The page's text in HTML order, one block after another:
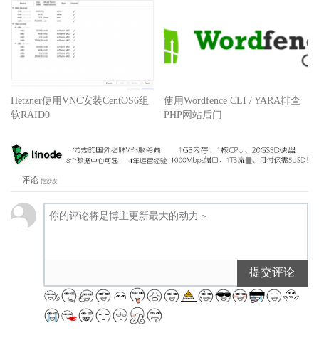
Hetzner使用VNC安装CentOS6组
软RAID0
使用Wordfence CLI / YARA排查
PHP网站后门
评论 抢沙发
提交评论